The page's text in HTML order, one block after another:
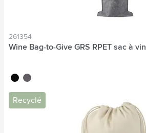
261354
Wine Bag-to-Give GRS RPET sac à vin
noir gris
Recyclé